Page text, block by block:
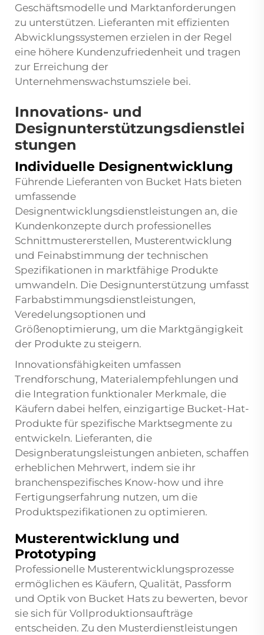
Geschäftsmodelle und Marktanforderungen
zu unterstützen. Lieferanten mit effizienten
Abwicklungssystemen erzielen in der Regel
eine höhere Kundenzufriedenheit und tragen
zur Erreichung der
Unternehmenswachstumsziele bei.
Innovations- und
Designunterstützungsdienstlei
stungen
Individuelle Designentwicklung
Führende Lieferanten von Bucket Hats bieten
umfassende
Designentwicklungsdienstleistungen an, die
Kundenkonzepte durch professionelles
Schnittmustererstellen, Musterentwicklung
und Feinabstimmung der technischen
Spezifikationen in marktfähige Produkte
umwandeln. Die Designunterstützung umfasst
Farbabstimmungsdienstleistungen,
Veredelungsoptionen und
Größenoptimierung, um die Marktgängigkeit
der Produkte zu steigern.
Innovationsfähigkeiten umfassen
Trendforschung, Materialempfehlungen und
die Integration funktionaler Merkmale, die
Käufern dabei helfen, einzigartige Bucket-Hat-
Produkte für spezifische Marktsegmente zu
entwickeln. Lieferanten, die
Designberatungsleistungen anbieten, schaffen
erheblichen Mehrwert, indem sie ihr
branchenspezifisches Know-how und ihre
Fertigungserfahrung nutzen, um die
Produktspezifikationen zu optimieren.
Musterentwicklung und
Prototyping
Professionelle Musterentwicklungsprozesse
ermöglichen es Käufern, Qualität, Passform
und Optik von Bucket Hats zu bewerten, bevor
sie sich für Vollproduktionsaufträge
entscheiden. Zu den Musterdienstleistungen